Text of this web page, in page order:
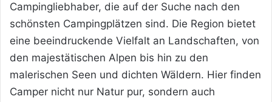
Campingliebhaber, die auf der Suche nach den
schönsten Campingplätzen sind. Die Region bietet
eine beeindruckende Vielfalt an Landschaften, von
den majestätischen Alpen bis hin zu den
malerischen Seen und dichten Wäldern. Hier finden
Camper nicht nur Natur pur, sondern auch